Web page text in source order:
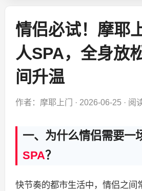
情侣必试！摩耶
人SPA，全身放
间升温
作者：摩耶上门 · 2026-06-25 · 阅
一、为什么情侣需要一
SPA？
快节奏的都市生活中，情侣之间